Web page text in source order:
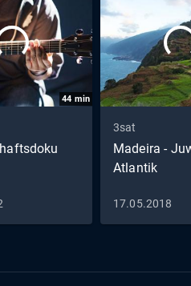
44 min
3sat
Madeira -
Atlantik
17.05.2018